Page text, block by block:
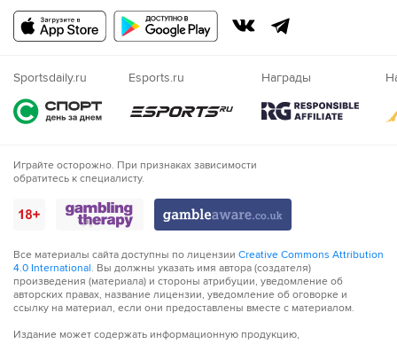
Русский
Nigeria
Sportsdaily.ru Esports.ru Награды
Играйте осторожно. При признаках зависимости
обратитесь к специалисту.
Все материалы сайта доступны по лицензии Creative Commons Attribution
4.0 International. Вы должны указать имя автора (создателя)
произведения (материала) и стороны атрибуции, уведомление об
авторских правах, название лицензии, уведомление об оговорке и
ссылку на материал, если они предоставлены вместе с материалом.
Издание может содержать информационную продукцию,